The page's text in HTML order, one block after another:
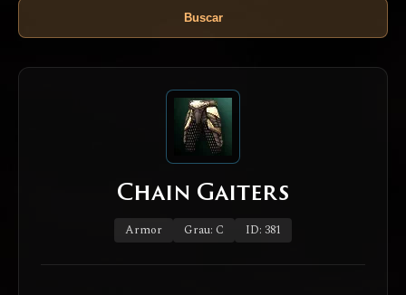
Buscar
Chain Gaiters
Armor Grau: C ID: 381